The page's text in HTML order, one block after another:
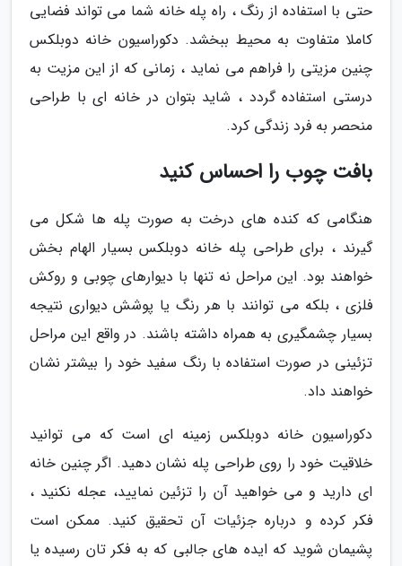
حتی با استفاده از رنگ ، راه پله خانه شما می تواند فضایی
کاملا متفاوت به محیط ببخشد. دکوراسیون خانه دوبلکس
چنین مزیتی را فراهم می نماید ، زمانی که از این مزیت به
درستی استفاده گردد ، شاید بتوان در خانه ای با طراحی
منحصر به فرد زندگی کرد.
بافت چوب را احساس کنید
هنگامی که کنده های درخت به صورت پله ها شکل می
گیرند ، برای طراحی پله خانه دوبلکس بسیار الهام بخش
خواهند بود. این مراحل نه تنها با دیوارهای چوبی و روکش
فلزی ، بلکه می توانند با هر رنگ یا پوشش دیواری نتیجه
بسیار چشمگیری به همراه داشته باشند. در واقع این مراحل
تزئینی در صورت استفاده با رنگ سفید خود را بیشتر نشان
خواهند داد.
دکوراسیون خانه دوبلکس زمینه ای است که می توانید
خلاقیت خود را روی طراحی پله نشان دهید. اگر چنین خانه
ای دارید و می خواهید آن را تزئین نمایید، عجله نکنید ،
فکر کرده و درباره جزئیات آن تحقیق کنید. ممکن است
پشیمان شوید که ایده های جالبی که به فکر تان رسیده یا